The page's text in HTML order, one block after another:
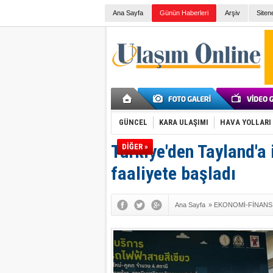
Ana Sayfa Günün Haberleri Arşiv
GÜNCEL KARA ULAŞIMI HAVA YOLLARI
DİĞER »
Türkiye'den
faaliyete başladı
Ana Sayfa » EKONOMİ-FİNANS